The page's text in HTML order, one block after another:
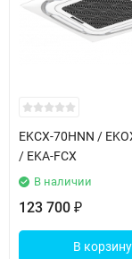
EKCX-70HNN /
/ EKA-FCX
В наличии
123 700 ₽
В корзину